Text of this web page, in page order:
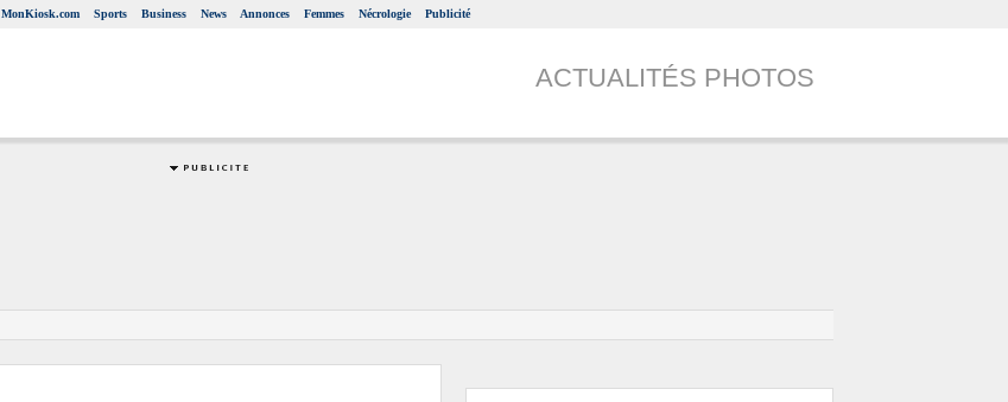
MonKiosk.com Sports Business News Annonces Femmes Nécrologie Publicité
ACTUALITÉS PHOTOS